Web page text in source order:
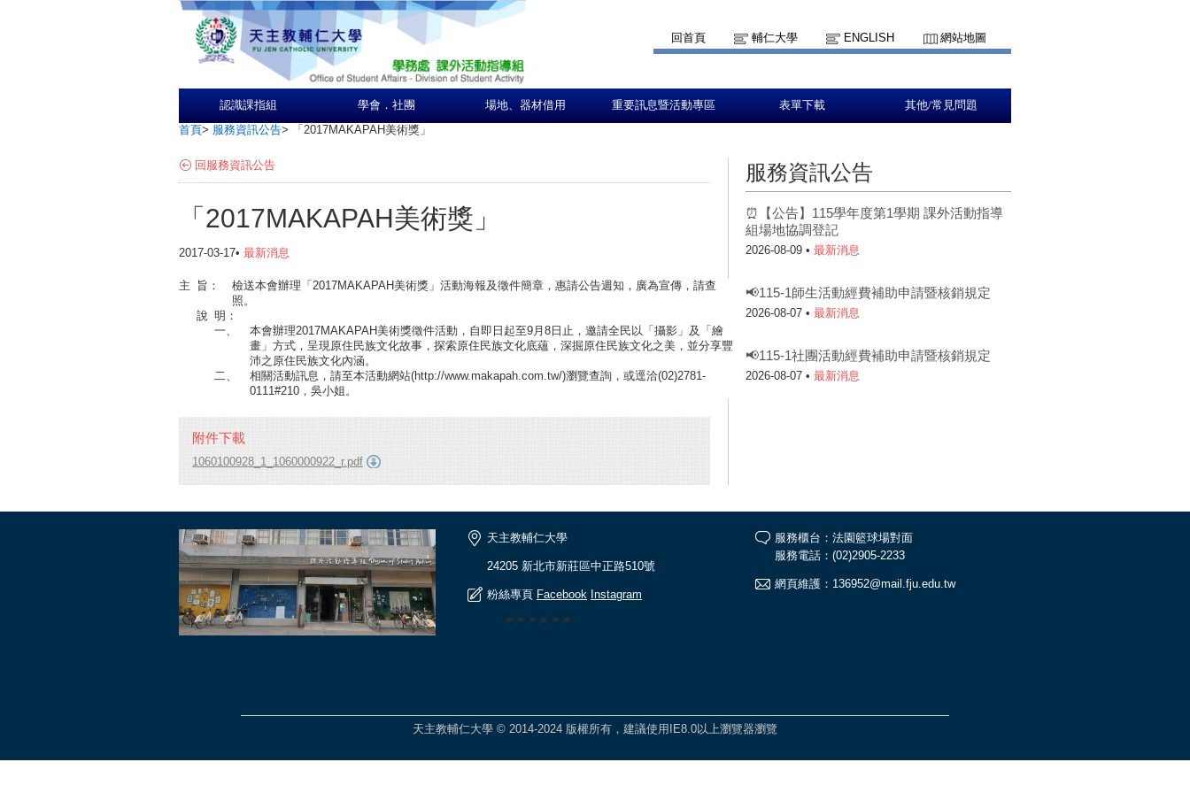
回首頁 輔仁大學 ENGLISH 網站地圖
認識課指組 學會．社團 場地、器材借用 重要訊息暨活動專區 表單下載 其他/常見問題
首頁> 服務資訊公告> 「2017MAKAPAH美術獎」
回服務資訊公告
「2017MAKAPAH美術獎」
2017-03-17• 最新消息
主 旨：
檢送本會辦理「2017MAKAPAH美術獎」活動海報及徵件簡章，惠請公告週知，廣為宣傳，請查
照。
說 明：
一、
本會辦理2017MAKAPAH美術獎徵件活動，自即日起至9月8日止，邀請全民以「攝影」及「繪
畫」方式，呈現原住民族文化故事，探索原住民族文化底蘊，深掘原住民族文化之美，並分享豐
沛之原住民族文化內涵。
二、
相關活動訊息，請至本活動網站(http://www.makapah.com.tw/)瀏覽查詢，或逕洽(02)2781-
0111#210，吳小姐。
附件下載
1060100928_1_1060000922_r.pdf
服務資訊公告
⏰【公告】115學年度第1學期 課外活動指導
組場地協調登記
2026-08-09 • 最新消息
📢115-1師生活動經費補助申請暨核銷規定
2026-08-07 • 最新消息
📢115-1社團活動經費補助申請暨核銷規定
2026-08-07 • 最新消息
天主教輔仁大學
24205 新北市新莊區中正路510號
粉絲專頁 Facebook Instagram
🎆🎆🎆🎆🎆🎆
服務櫃台：法園籃球場對面
服務電話：(02)2905-2233
網頁維護：136952@mail.fju.edu.tw
天主教輔仁大學 © 2014-2024 版權所有，建議使用IE8.0以上瀏覽器瀏覽